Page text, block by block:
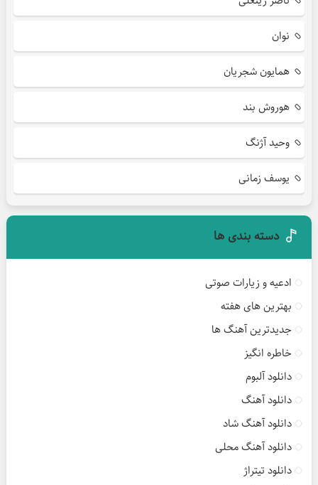
نوان
همایون شجریان
هوروش بند
وحید آژنگ
یوسف زمانی
دسته بندی ها
ادعیه و زیارات صوتی
بهترین های هفته
جدیدترین آهنگ ها
خاطره انگیز
دانلود آلبوم
دانلود آهنگ
دانلود آهنگ شاد
دانلود آهنگ محلی
دانلود تیتراژ